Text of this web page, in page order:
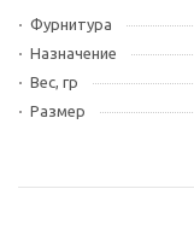
Фурнитура
Назначение
Вес, гр
Размер